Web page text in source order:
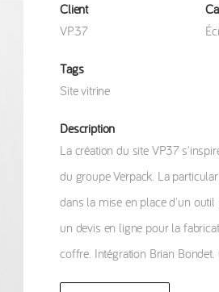
Client
VP37
Tags
Site vitrine
Description
La création du site VP37
du groupe Verpack. La
dans la mise en place d'un outil
un devis en ligne pour la
coffre. Intégration Brian